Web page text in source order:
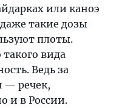
или каноэ
такие дозы
плоты.
вида
Ведь за
— речек,
и в России.